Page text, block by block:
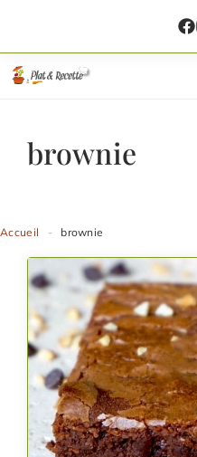
contenu
brownie
Accueil - brownie